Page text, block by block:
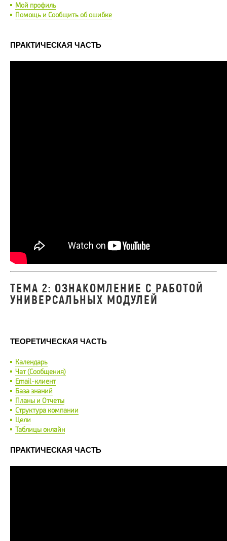
Мой профиль
Помощь и Сообщить об ошибке
ПРАКТИЧЕСКАЯ ЧАСТЬ
ТЕМА 2: ОЗНАКОМЛЕНИЕ С РАБОТОЙ
УНИВЕРСАЛЬНЫХ МОДУЛЕЙ
ТЕОРЕТИЧЕСКАЯ ЧАСТЬ
Календарь
Чат (Сообщения)
Email-клиент
База знаний
Планы и Отчеты
Структура компании
Цели
Таблицы онлайн
ПРАКТИЧЕСКАЯ ЧАСТЬ